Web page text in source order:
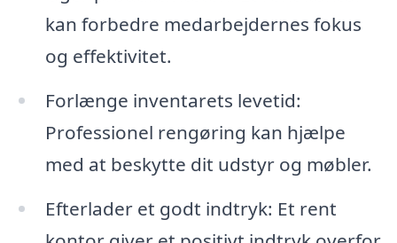
kan forbedre medarbejdernes fokus
og effektivitet.
Forlænge inventarets levetid:
Professionel rengøring kan hjælpe
med at beskytte dit udstyr og møbler.
Efterlader et godt indtryk: Et rent